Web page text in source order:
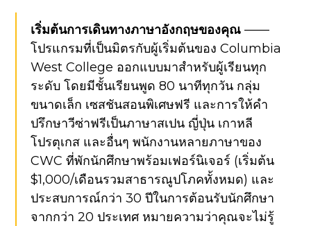
เริ่มต้นการเดินทางภาษาอังกฤษของคุณ ——
โปรแกรมที่เป็นมิตรกับผู้เริ่มต้นของ Columbia
West College ออกแบบมาสำหรับผู้เรียนทุก
ระดับ โดยมีชั้นเรียนพูด 80 นาทีทุกวัน กลุ่ม
ขนาดเล็ก เซสชันสอนพิเศษฟรี และการให้คำ
ปรึกษาวีซ่าฟรีเป็นภาษาสเปน ญี่ปุ่น เกาหลี
โปรตุเกส และอื่นๆ พนักงานหลายภาษาของ
CWC ที่พักนักศึกษาพร้อมเฟอร์นิเจอร์ (เริ่มต้น
$1,000/เดือนรวมสาธารณูปโภคทั้งหมด) และ
ประสบการณ์กว่า 30 ปีในการต้อนรับนักศึกษา
จากกว่า 20 ประเทศ หมายความว่าคุณจะไม่รู้